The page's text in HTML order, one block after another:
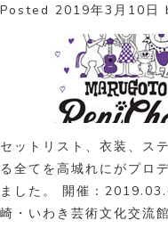
Posted 2019年3月10日
セットリスト、衣装、ス
る全てを高城れにがプロ
ました。 開催：
崎・いわき芸術文化交流